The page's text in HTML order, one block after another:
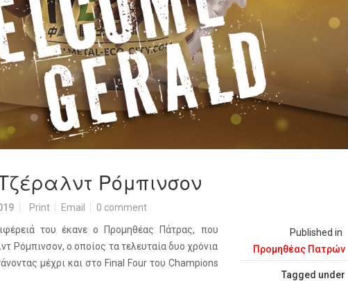
Ρόμπινσον
Print Email 0 comment
Published in
Προμηθέας Πατρών
Tagged under
του έκανε ο Προμηθέας Πάτρας, που
Ρόμπινσον, ο οποίος τα τελευταία δυο χρόνια
μέχρι και στο Final Fourτου Champions